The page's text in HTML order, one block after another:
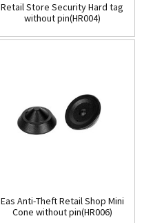
Retail Store Security Hard tag
without pin(HR004)
Eas Anti-Theft Retail Shop Mini
Cone without pin(HR006)